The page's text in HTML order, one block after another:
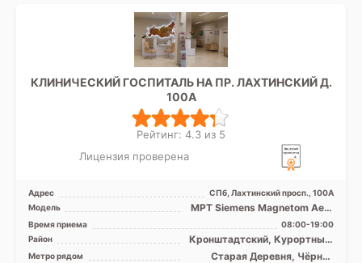
КЛИНИЧЕСКИЙ ГОСПИТАЛЬ НА ПР. ЛАХТИНСКИЙ Д.
100А
Рейтинг: 4.3 из 5
Лицензия проверена
Адрес
СПб, Лахтинский просп., 100А
Модель
МРТ Siemens Magnetom Aero
1.5 Т, КТ Philips Ingenuity Elite
128, УЗИ
Время приема
08:00-19:00
Район
Кронштадтский, Курортный,
Приморский
Метро рядом
Старая Деревня, Чёрная